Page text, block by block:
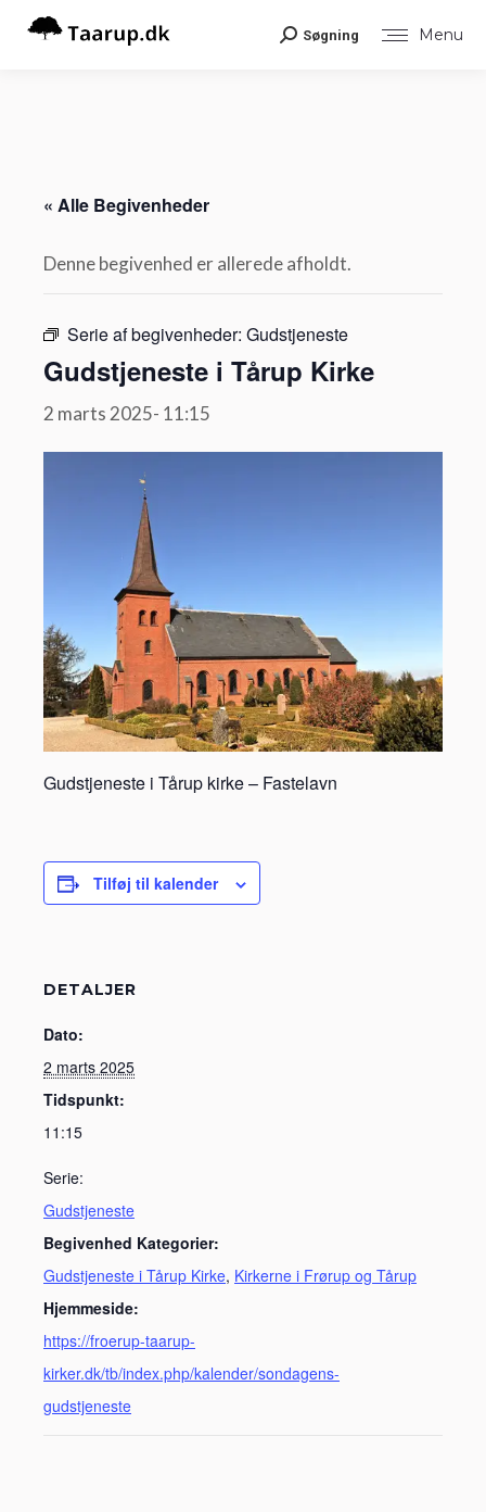
Menu
Search:
Søgning
« Alle Begivenheder
Denne begivenhed er allerede afholdt.
Serie af begivenheder: Gudstjeneste
Gudstjeneste i Tårup Kirke
2 marts 2025- 11:15
Gudstjeneste i Tårup kirke – Fastelavn
Tilføj til kalender
DETALJER
Dato:
2 marts 2025
Tidspunkt:
11:15
Serie:
Gudstjeneste
Begivenhed Kategorier:
Gudstjeneste i Tårup Kirke, Kirkerne i Frørup og Tårup
Hjemmeside:
https://froerup-taarup-
kirker.dk/tb/index.php/kalender/sondagens-
gudstjeneste